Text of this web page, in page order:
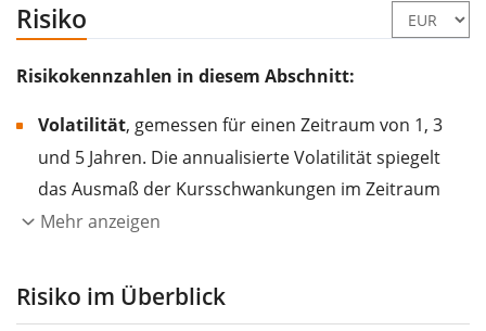
Risiko
Risikokennzahlen in diesem Abschnitt:
Volatilität, gemessen für einen Zeitraum von 1, 3
und 5 Jahren. Die annualisierte Volatilität spiegelt
das Ausmaß der Kursschwankungen im Zeitraum
eines Jahres wider.
Aktie, des ETF, usw.) in der Vergangenheit
Mehr anzeigen
Risiko im Überblick